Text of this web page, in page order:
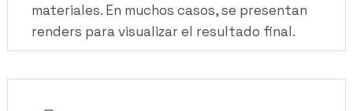
materiales. En muchos casos, se presentan
renders para visualizar el resultado final.